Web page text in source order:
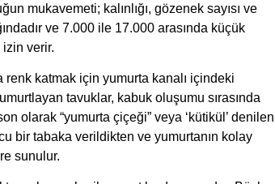
mukavemeti; kalınlığı, gözenek sayısı ve
ve 7.000 ile 17.000 arasında küçük
verir.
katmak için yumurta kanalı içindeki
tavuklar, kabuk oluşumu sırasında
olarak “yumurta çiçeği” veya ‘kütikül’
bir tabaka verildikten ve yumurtanın kolay
sunulur.